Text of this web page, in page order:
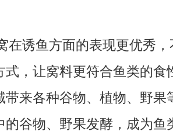
在诱鱼方面的表现更优秀
式，让窝料更符合鱼类的食
带来各种谷物、植物、野果
的谷物、野果发酵，成为鱼